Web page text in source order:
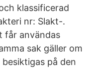
klassificerad
nr: Slakt-.
får användas
sak gäller om
på den